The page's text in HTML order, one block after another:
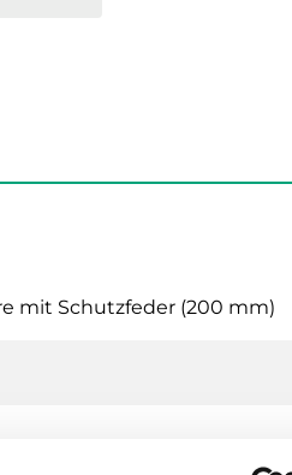
mit Schutzfeder (200 mm)